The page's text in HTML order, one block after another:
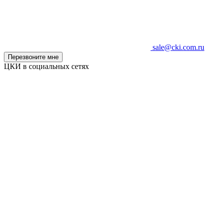
sale@cki.com.ru
Перезвоните мне
ЦКИ в социальных сетях